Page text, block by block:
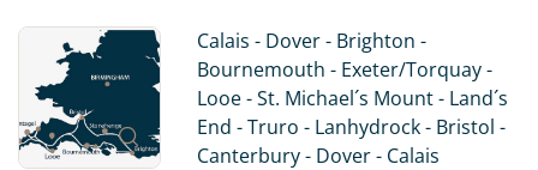
Schließlich gehört der abendliche Besuch im Pub zu
einer England-Reise dazu...
Calais - Dover - Brighton -
Bournemouth - Exeter/Torquay -
Looe - St. Michael´s Mount - Land´s
End - Truro - Lanhydrock - Bristol -
Canterbury - Dover - Calais